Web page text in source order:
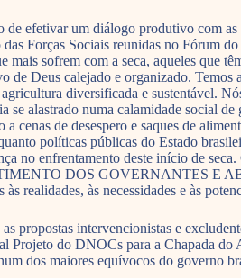
efetivar um diálogo produtivo com
Forças Sociais reunidas no Fórum
mais sofrem com a seca, aqueles que
Deus calejado e organizado.
diversificada e sustentável.
alastrado numa calamidade social
cenas de desespero e saques de
políticas públicas do Estado
no enfrentamento deste início de
DOS GOVERNANTES
às necessidades e às
propostas intervencionistas e
Projeto do DNOCs para a Chapada
dos maiores equívocos do governo